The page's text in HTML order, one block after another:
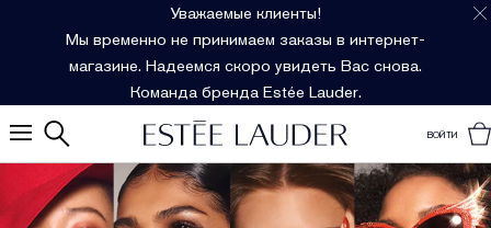
Уважаемые клиенты!
Мы временно не принимаем заказы в интернет-
магазине. Надеемся скоро увидеть Вас снова.
Команда бренда Estée Lauder.
ВОЙТИ